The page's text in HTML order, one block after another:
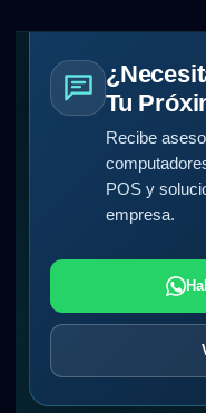
Tu
Recibe
POS y
empresa.